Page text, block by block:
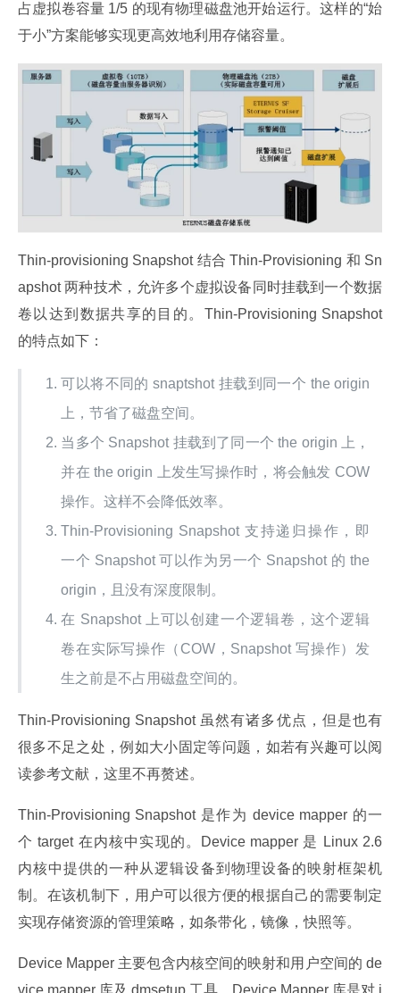
占虚拟卷容量 1/5 的现有物理磁盘池开始运行。这样的“始
于小”方案能够实现更高效地利用存储容量。
Thin-provisioning Snapshot 结合 Thin-Provisioning 和 Sn
apshot 两种技术，允许多个虚拟设备同时挂载到一个数据
卷以达到数据共享的目的。Thin-Provisioning Snapshot
的特点如下：
可以将不同的 snaptshot 挂载到同一个 the origin
上，节省了磁盘空间。
当多个 Snapshot 挂载到了同一个 the origin 上，
并在 the origin 上发生写操作时，将会触发 COW
操作。这样不会降低效率。
Thin-Provisioning Snapshot 支持递归操作，即
一个 Snapshot 可以作为另一个 Snapshot 的 the
origin，且没有深度限制。
在 Snapshot 上可以创建一个逻辑卷，这个逻辑
卷在实际写操作（COW，Snapshot 写操作）发
生之前是不占用磁盘空间的。
Thin-Provisioning Snapshot 虽然有诸多优点，但是也有
很多不足之处，例如大小固定等问题，如若有兴趣可以阅
读参考文献，这里不再赘述。
Thin-Provisioning Snapshot 是作为 device mapper 的一
个 target 在内核中实现的。Device mapper 是 Linux 2.6
内核中提供的一种从逻辑设备到物理设备的映射框架机
制。在该机制下，用户可以很方便的根据自己的需要制定
实现存储资源的管理策略，如条带化，镜像，快照等。
Device Mapper 主要包含内核空间的映射和用户空间的 de
vice mapper 库及 dmsetup 工具。Device Mapper 库是对 i